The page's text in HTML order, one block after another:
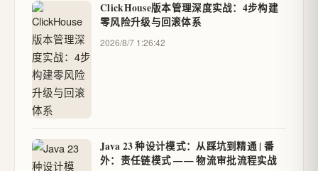
ClickHouse版本管理深度实战：4步构建
零风险升级与回滚体系
2026/8/7 1:26:42
Java 23 种设计模式：从踩坑到精通 | 番
外：责任链模式 —— 物流审批流程实战